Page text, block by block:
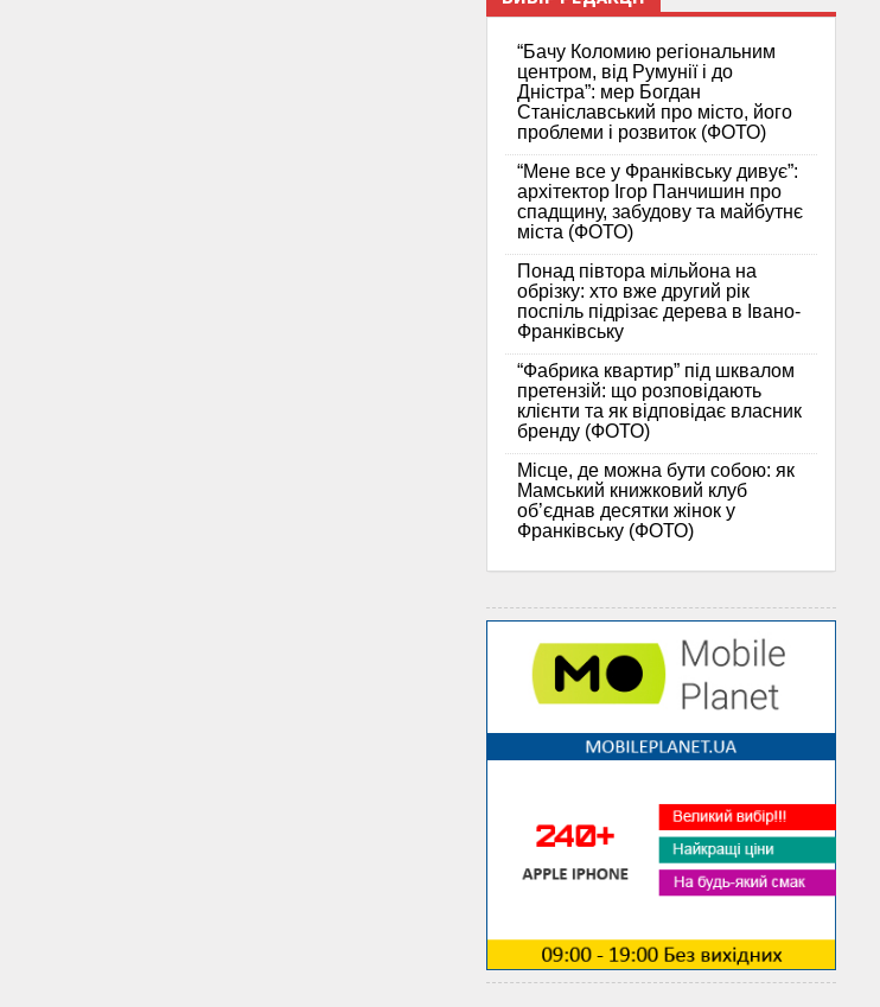
“Бачу Коломию регіональним
центром, від Румунії і до
Дністра”: мер Богдан
Станіславський про місто, його
проблеми і розвиток (ФОТО)
“Мене все у Франківську дивує”:
архітектор Ігор Панчишин про
спадщину, забудову та майбутнє
міста (ФОТО)
Понад півтора мільйона на
обрізку: хто вже другий рік
поспіль підрізає дерева в Івано-
Франківську
“Фабрика квартир” під шквалом
претензій: що розповідають
клієнти та як відповідає власник
бренду (ФОТО)
Місце, де можна бути собою: як
Мамський книжковий клуб
об’єднав десятки жінок у
Франківську (ФОТО)